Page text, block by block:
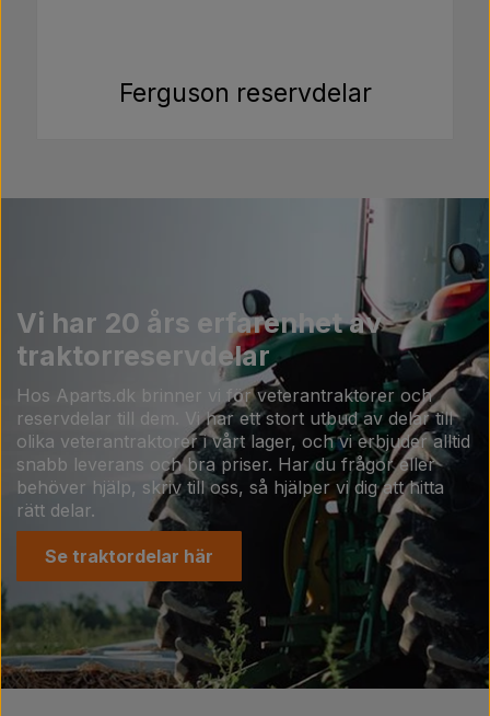
Ferguson reservdelar
Vi har 20 års erfarenhet av
traktorreservdelar
Hos Aparts.dk brinner vi för veterantraktorer och
reservdelar till dem. Vi har ett stort utbud av delar till
olika veterantraktorer i vårt lager, och vi erbjuder alltid
snabb leverans och bra priser. Har du frågor eller
behöver hjälp, skriv till oss, så hjälper vi dig att hitta
rätt delar.
Se traktordelar här